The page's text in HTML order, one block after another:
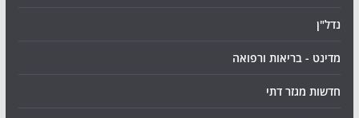
נדל"ן
מדינט - בריאות ורפואה
חדשות מגזר דתי